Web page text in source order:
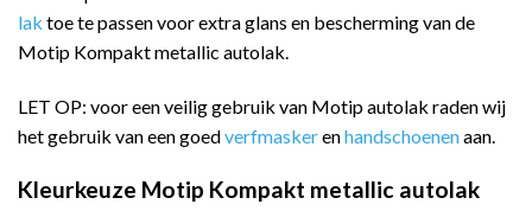
lak toe te passen voor extra glans en bescherming van de
Motip Kompakt metallic autolak.
LET OP: voor een veilig gebruik van Motip autolak raden wij
het gebruik van een goedverfmaskerenhandschoenenaan.
Kleurkeuze Motip Kompakt metallic autolak